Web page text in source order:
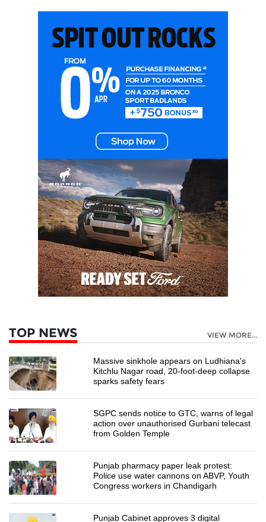
TOP NEWS VIEW MORE...
Massive sinkhole appears on Ludhiana's
Kitchlu Nagar road, 20-foot-deep collapse
sparks safety fears
SGPC sends notice to GTC, warns of legal
action over unauthorised Gurbani telecast
from Golden Temple
Punjab pharmacy paper leak protest:
Police use water cannons on ABVP, Youth
Congress workers in Chandigarh
Punjab Cabinet approves 3 digital